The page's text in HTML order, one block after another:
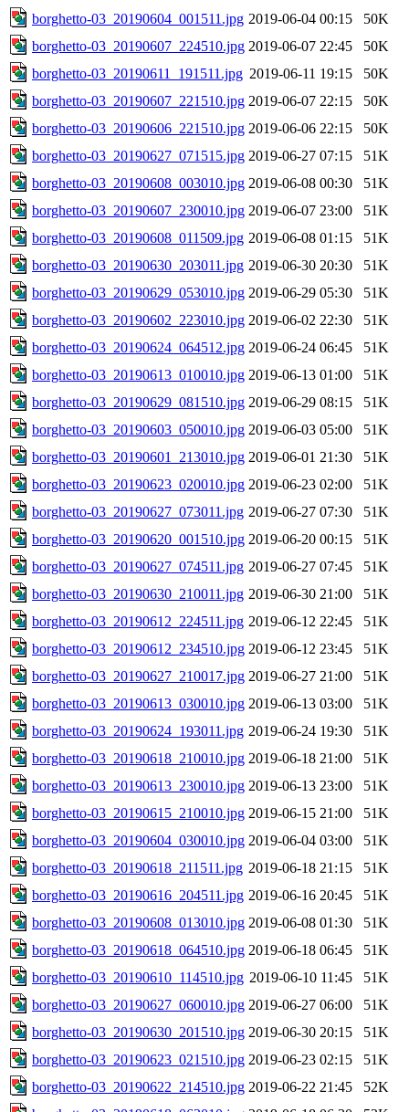
borghetto-03_20190604_001511.jpg 2019-06-04 00:15
50K
borghetto-03_20190607_224510.jpg 2019-06-07 22:45
50K
borghetto-03_20190611_191511.jpg 2019-06-11 19:15
50K
borghetto-03_20190607_221510.jpg 2019-06-07 22:15
50K
borghetto-03_20190606_221510.jpg 2019-06-06 22:15
50K
borghetto-03_20190627_071515.jpg 2019-06-27 07:15
51K
borghetto-03_20190608_003010.jpg 2019-06-08 00:30
51K
borghetto-03_20190607_230010.jpg 2019-06-07 23:00
51K
borghetto-03_20190608_011509.jpg 2019-06-08 01:15
51K
borghetto-03_20190630_203011.jpg 2019-06-30 20:30
51K
borghetto-03_20190629_053010.jpg 2019-06-29 05:30
51K
borghetto-03_20190602_223010.jpg 2019-06-02 22:30
51K
borghetto-03_20190624_064512.jpg 2019-06-24 06:45
51K
borghetto-03_20190613_010010.jpg 2019-06-13 01:00
51K
borghetto-03_20190629_081510.jpg 2019-06-29 08:15
51K
borghetto-03_20190603_050010.jpg 2019-06-03 05:00
51K
borghetto-03_20190601_213010.jpg 2019-06-01 21:30
51K
borghetto-03_20190623_020010.jpg 2019-06-23 02:00
51K
borghetto-03_20190627_073011.jpg 2019-06-27 07:30
51K
borghetto-03_20190620_001510.jpg 2019-06-20 00:15
51K
borghetto-03_20190627_074511.jpg 2019-06-27 07:45
51K
borghetto-03_20190630_210011.jpg 2019-06-30 21:00
51K
borghetto-03_20190612_224511.jpg 2019-06-12 22:45
51K
borghetto-03_20190612_234510.jpg 2019-06-12 23:45
51K
borghetto-03_20190627_210017.jpg 2019-06-27 21:00
51K
borghetto-03_20190613_030010.jpg 2019-06-13 03:00
51K
borghetto-03_20190624_193011.jpg 2019-06-24 19:30
51K
borghetto-03_20190618_210010.jpg 2019-06-18 21:00
51K
borghetto-03_20190613_230010.jpg 2019-06-13 23:00
51K
borghetto-03_20190615_210010.jpg 2019-06-15 21:00
51K
borghetto-03_20190604_030010.jpg 2019-06-04 03:00
51K
borghetto-03_20190618_211511.jpg 2019-06-18 21:15
51K
borghetto-03_20190616_204511.jpg 2019-06-16 20:45
51K
borghetto-03_20190608_013010.jpg 2019-06-08 01:30
51K
borghetto-03_20190618_064510.jpg 2019-06-18 06:45
51K
borghetto-03_20190610_114510.jpg 2019-06-10 11:45
51K
borghetto-03_20190627_060010.jpg 2019-06-27 06:00
51K
borghetto-03_20190630_201510.jpg 2019-06-30 20:15
51K
borghetto-03_20190623_021510.jpg 2019-06-23 02:15
51K
borghetto-03_20190622_214510.jpg 2019-06-22 21:45
52K